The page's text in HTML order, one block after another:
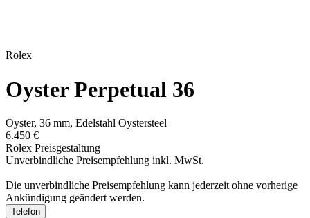
Rolex
Oyster Perpetual 36
Oyster, 36 mm, Edelstahl Oystersteel
6.450 €
Rolex Preisgestaltung
Unverbindliche Preisempfehlung inkl. MwSt.
Die unverbindliche Preis­empfehlung kann jederzeit ohne vorherige
Ankündigung geändert werden.
Telefon